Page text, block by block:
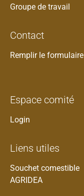
Groupe de travail
Contact
Remplir le formulaire
Espace comité
Login
Liens utiles
Souchet comestible
AGRIDEA